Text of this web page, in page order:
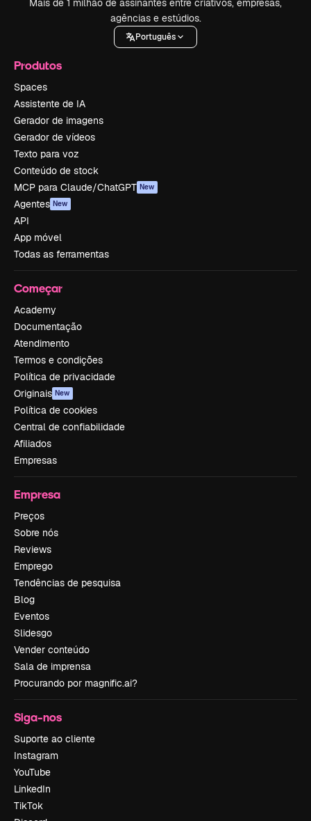
Mais de 1 milhão de assinantes entre criativos, empresas,
agências e estúdios.
Português
Produtos
Spaces
Assistente de IA
Gerador de imagens
Gerador de vídeos
Texto para voz
Conteúdo de stock
MCP para Claude/ChatGPT New
Agentes New
API
App móvel
Todas as ferramentas
Começar
Academy
Documentação
Atendimento
Termos e condições
Política de privacidade
Originais New
Política de cookies
Central de confiabilidade
Afiliados
Empresas
Empresa
Preços
Sobre nós
Reviews
Emprego
Tendências de pesquisa
Blog
Eventos
Slidesgo
Vender conteúdo
Sala de imprensa
Procurando por magnific.ai?
Siga-nos
Suporte ao cliente
Instagram
YouTube
LinkedIn
TikTok